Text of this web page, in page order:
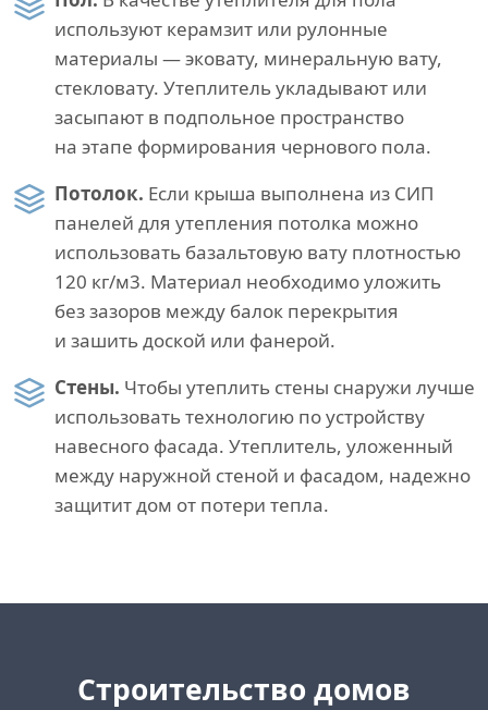
используют керамзит или рулонные
материалы — эковату, минеральную вату,
стекловату. Утеплитель укладывают или
засыпают в подпольное пространство
на этапе формирования чернового пола.
Потолок. Если крыша выполнена из СИП
панелей для утепления потолка можно
использовать базальтовую вату плотностью
120 кг/м3. Материал необходимо уложить
без зазоров между балок перекрытия
и зашить доской или фанерой.
Стены. Чтобы утеплить стены снаружи лучше
использовать технологию по устройству
навесного фасада. Утеплитель, уложенный
между наружной стеной и фасадом, надежно
защитит дом от потери тепла.
Cтроительство домов